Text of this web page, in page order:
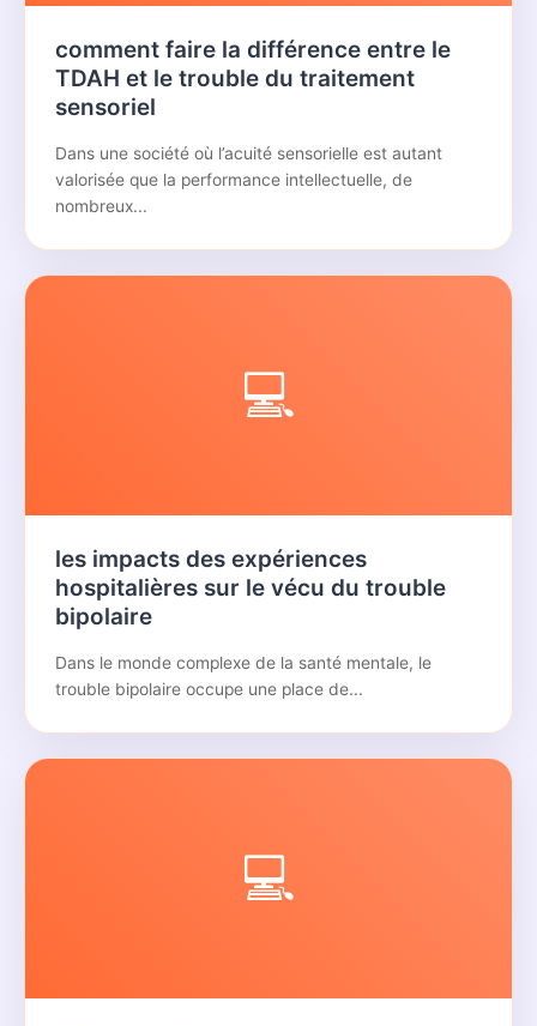
comment faire la différence entre le
TDAH et le trouble du traitement
sensoriel
Dans une société où l’acuité sensorielle est autant
valorisée que la performance intellectuelle, de
nombreux...
💻
les impacts des expériences
hospitalières sur le vécu du trouble
bipolaire
Dans le monde complexe de la santé mentale, le
trouble bipolaire occupe une place de...
💻